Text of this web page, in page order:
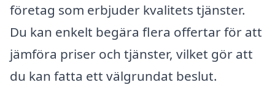
företag som erbjuder kvalitets tjänster.
Du kan enkelt begära flera offertar för att
jämföra priser och tjänster, vilket gör att
du kan fatta ett välgrundat beslut.